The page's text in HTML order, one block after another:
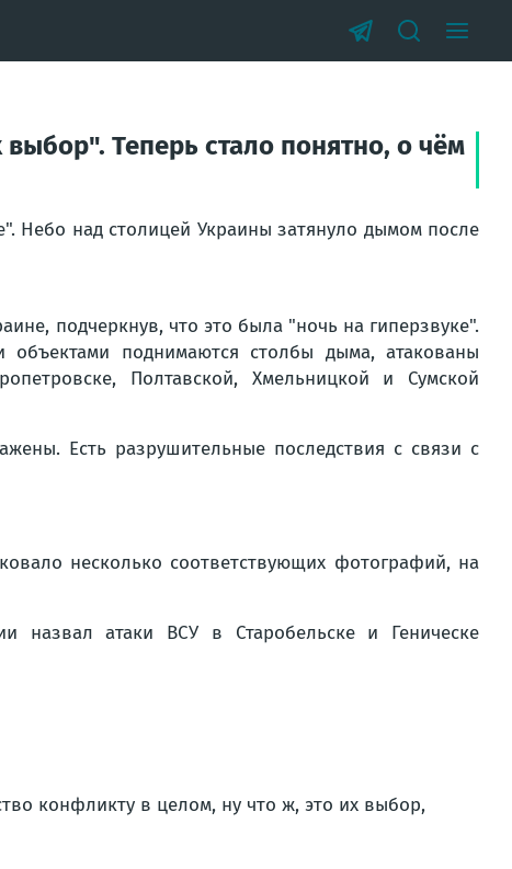
Теперь стало понятно, о чём
Небо над столицей Украины затянуло дымом после
подчеркнув, что это была "ночь на гиперзвуке".
поднимаются столбы дыма, атакованы
Полтавской, Хмельницкой и Сумской
Есть разрушительные последствия с связи с
несколько соответствующих фотографий, на
назвал атаки ВСУ в Старобельске и Геническе
конфликту в целом, ну что ж, это их выбор,